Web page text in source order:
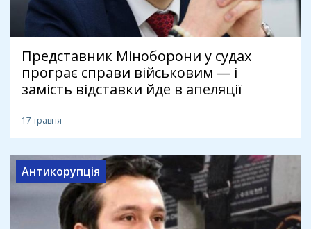
Представник Міноборони у судах
програє справи військовим — і
замість відставки йде в апеляції
17 травня
Антикорупція